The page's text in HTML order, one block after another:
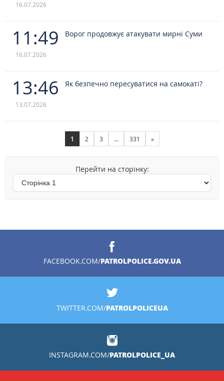
16.07.2026
11:49
16.07.2026
Ворог продовжує атакувати мирні Суми
13:46
13.07.2026
Як безпечно пересуватися на самокаті?
1 2 3 … 331 »
Перейти на сторінку:
FACEBOOK.COM/PATROLPOLICE.GOV.UA
TWITTER.COM/PATROLPOLICEUA
INSTAGRAM.COM/PATROLPOLICE_UA